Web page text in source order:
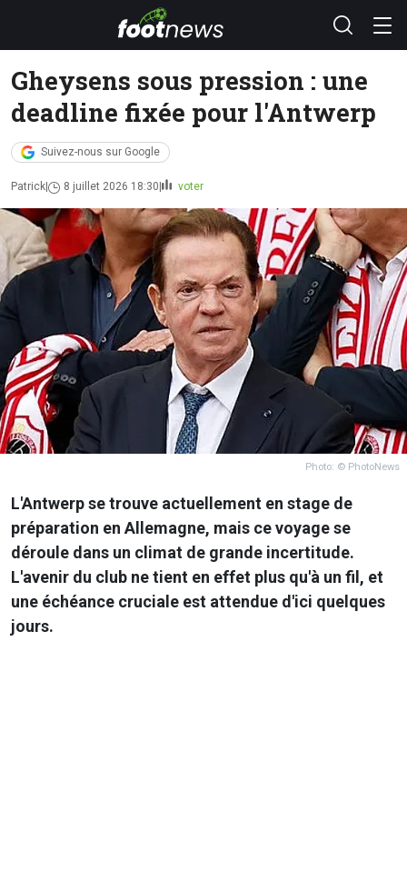
Gheysens sous pression : une
deadline fixée pour l'Antwerp
Suivez-nous sur Google
Patrick 8 juillet 2026 18:30 voter
Photo: © PhotoNews
L'Antwerp se trouve actuellement en stage de
préparation en Allemagne, mais ce voyage se
déroule dans un climat de grande incertitude.
L'avenir du club ne tient en effet plus qu'à un fil, et
une échéance cruciale est attendue d'ici quelques
jours.